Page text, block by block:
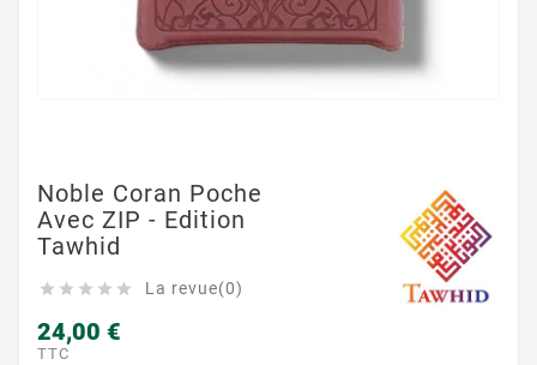
Noble Coran Poche
Avec ZIP - Edition
Tawhid
     La revue(0)
24,00 €
TTC